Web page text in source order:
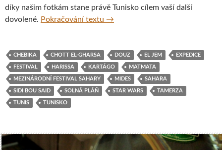
díky našim fotkám stane právě Tunisko cílem vaší další
dovolené. Pokračování textu Fotoreport z cesty napříč
→
CHEBIKA CHOTT EL-GHARSA DOUZ EL JEM EXPEDICE
FESTIVAL HARISSA KARTÁGO MATMATA
MEZINÁRODNÍ FESTIVAL SAHARY MIDES SAHARA
SIDI BOU SAID SOLNÁ PLÁŇ STAR WARS TAMERZA
TUNIS TUNISKO